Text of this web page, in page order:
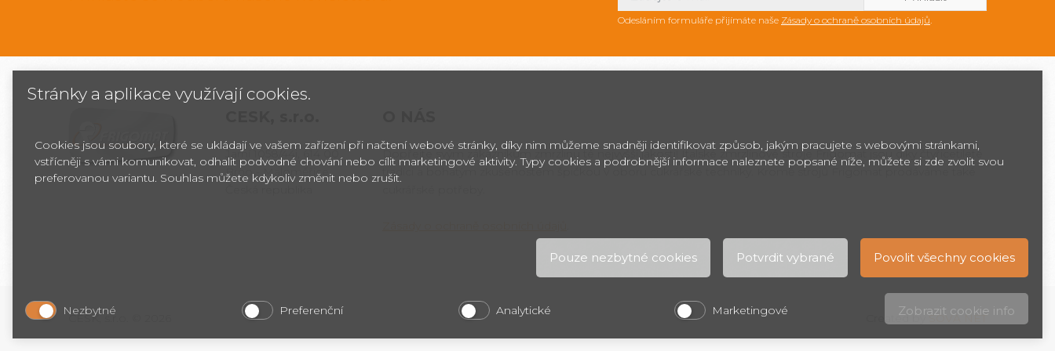
Odesláním formuláře přijímáte naše Zásady o ochraně osobních údajů
Jarní 1058/44i, 614 00
Brno - Maloměřice
Dopřejte svým zákazníkům zmrzlinu té nejvyšší jakosti! Italské zmrzlinové stroje Frigomat jsou díky čtyřicetileté
tradici a bohatým zkušenostem špičkou v oboru cukrářské techniky. Kromě strojů Frigomat prodáváme také
CESK, s.r.o. © 2026 Created bySOVA NET
Stránky a aplikace využívají cookies.
Cookies jsou soubory, které se ukládají ve vašem zařízení při načtení webové stránky, díky nim můžeme snadněji identifikovat způsob, jakým pracujete s webovými stránkami,
vstřícněji s vámi komunikovat, odhalit podvodné chování nebo cílit marketingové aktivity. Typy cookies a podrobnější informace naleznete popsané níže, můžete si zde zvolit svou
preferovanou variantu. Souhlas můžete kdykoliv změnit nebo zrušit.
Pouze nezbytné cookies Potvrdit vybrané Povolit všechny cookies
Nezbytné Preferenční Analytické Marketingové Zobrazit cookie info